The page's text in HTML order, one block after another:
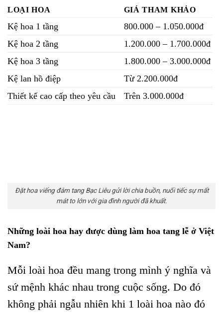
LOẠI HOA GIÁ THAM KHẢO
Kệ hoa 1 tầng
800.000 – 1.050.000đ
Kệ hoa 2 tầng
1.200.000 – 1.700.000đ
Kệ hoa 3 tầng
1.800.000 – 3.000.000đ
Kệ lan hồ điệp
Từ 2.200.000đ
Thiết kế cao cấp theo yêu cầu
Trên 3.000.000đ
Đặt hoa viếng đám tang Bạc Liêu gửi lời chia buồn, nuối tiếc sự mất
mát to lớn với gia đình người đã khuất.
Những loài hoa hay được dùng làm hoa tang lễ ở Việt
Nam?
Mỗi loài hoa đều mang trong mình ý nghĩa và
sứ mệnh khác nhau trong cuộc sống. Do đó
không phải ngẫu nhiên khi 1 loài hoa nào đó